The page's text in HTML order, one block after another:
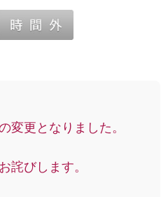
変更となりました。
詫びします。